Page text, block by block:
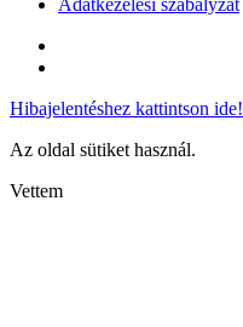
Adatkezelési szabályzat
Hibajelentéshez kattintson ide!
Az oldal sütiket használ.
Vettem